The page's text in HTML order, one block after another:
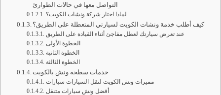
التواصل معها في حالات الطوارئ
لماذا اختار شركة ونشات الكويت؟
كيف أطلب خدمة ونشات الكويت لسيارتي المتعطلة على الطريق؟
عند تعرض سيارتك لعطل مفاجئ أثناء القيادة على الطريق
الخطوة الأولى
الخطوة الثانية
الخطوة الثالثة
خدمات سطحه ونش بالكويت
مميزات ونش الكويت لنقل السيارات سيارات
أفضل ونش سيارات متنقل